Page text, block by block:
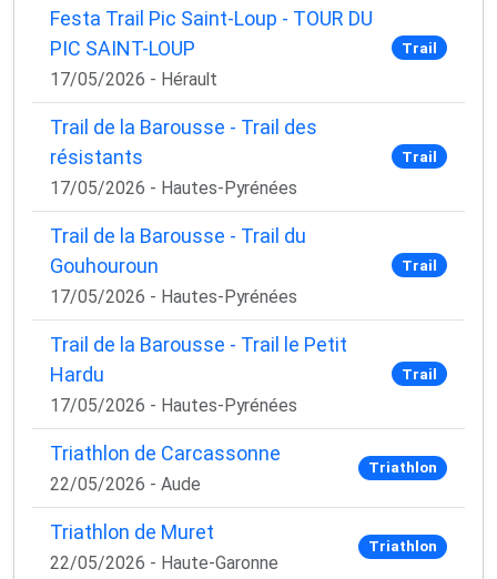
Festa Trail Pic Saint-Loup - TOUR DU
PIC SAINT-LOUP
17/05/2026 - Hérault
Trail
Trail de la Barousse - Trail des
résistants
17/05/2026 - Hautes-Pyrénées
Trail
Trail de la Barousse - Trail du
Gouhouroun
17/05/2026 - Hautes-Pyrénées
Trail
Trail de la Barousse - Trail le Petit
Hardu
17/05/2026 - Hautes-Pyrénées
Trail
Triathlon de Carcassonne
22/05/2026 - Aude
Triathlon
Triathlon de Muret
22/05/2026 - Haute-Garonne
Triathlon